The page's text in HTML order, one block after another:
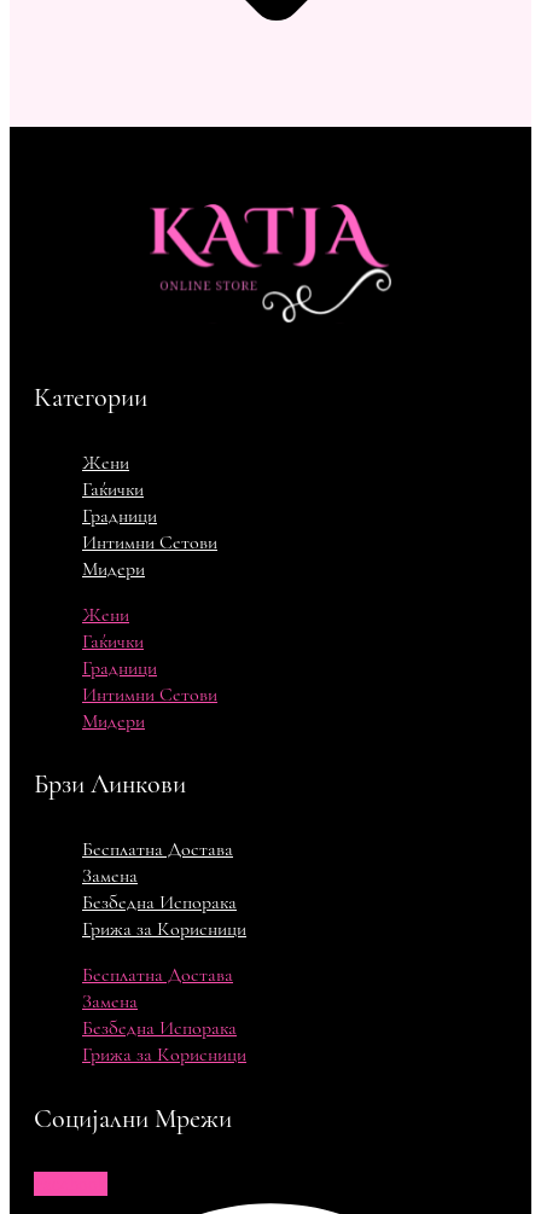
Категории
Жени
Гаќички
Градници
Интимни Сетови
Мидери
Жени
Гаќички
Градници
Интимни Сетови
Мидери
Брзи Линкови
Бесплатна Достава
Замена
Безбедна Испорака
Грижа за Корисници
Бесплатна Достава
Замена
Безбедна Испорака
Грижа за Корисници
Социјални Мрежи